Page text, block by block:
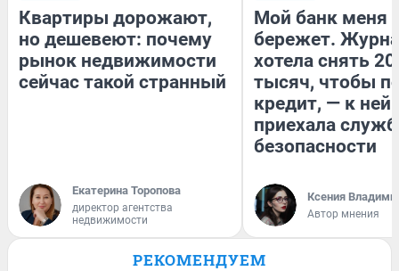
Квартиры дорожают,
но дешевеют: почему
рынок недвижимости
сейчас такой странный
Екатерина Торопова
директор агентства
недвижимости
Мой банк меня
бережет.
хотела снять
тысяч, чтобы
кредит, — к
приехала
безопасности
Ксения
Автор мнения
РЕКОМЕНДУЕМ